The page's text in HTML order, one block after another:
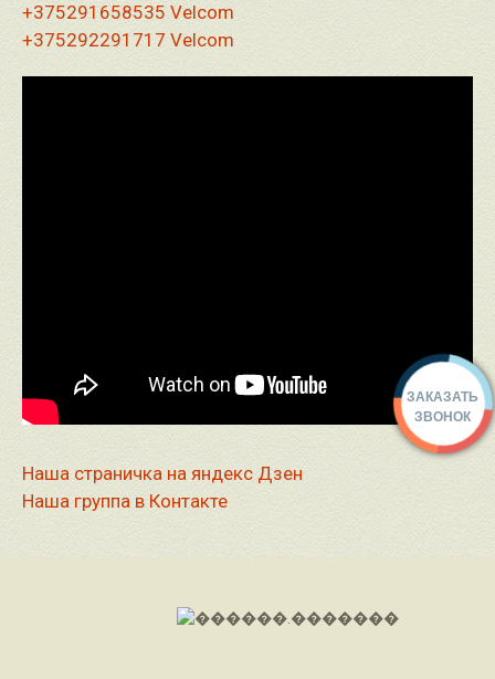
+375291658535 Velcom
+375292291717 Velcom
Наша страничка на яндекс Дзен
Наша группа в Контакте
ЗАКАЗАТЬ
ЗВОНОК